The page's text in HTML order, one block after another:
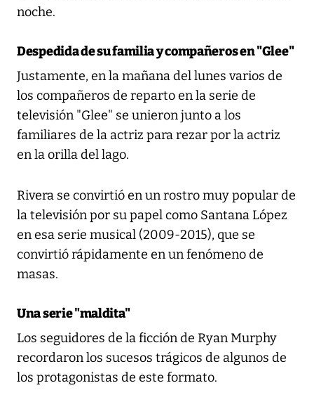
noche.
Despedida de su familia y compañeros en "Glee"
Justamente, en la mañana del lunes varios de
los compañeros de reparto en la serie de
televisión "Glee" se unieron junto a los
familiares de la actriz para rezar por la actriz
en la orilla del lago.
Rivera se convirtió en un rostro muy popular de
la televisión por su papel como Santana López
en esa serie musical (2009-2015), que se
convirtió rápidamente en un fenómeno de
masas.
Una serie "maldita"
Los seguidores de la ficción de Ryan Murphy
recordaron los sucesos trágicos de algunos de
los protagonistas de este formato.